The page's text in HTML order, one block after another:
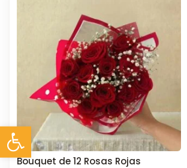
Bouquet de 12 Rosas Rojas
Abrir barra de herramientas